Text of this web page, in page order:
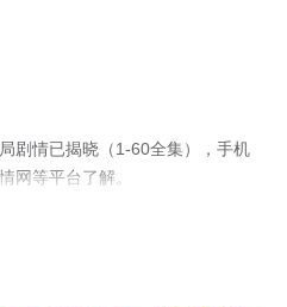
剧情已揭晓（1-60全集），手机
网等平台了解。